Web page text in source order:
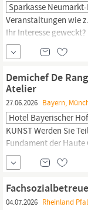
Sparkasse
Veranstaltungen wie
Ihr Interesse
Parsberg! Für weitere
Leiter
Demichef De
Atelier
27.06.2026 Bayern,
Hotel Bayerischer Hof
KUNST Werden Sie
Fundament der
Gschwendtner seit
zum Kunstwerk wird.
Zutaten,
04.07.2026 Rheinland